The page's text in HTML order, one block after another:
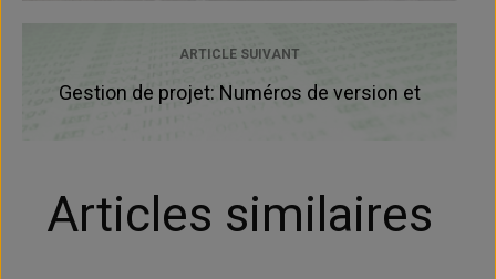
ARTICLE SUIVANT
Gestion de projet: Numéros de version et
Articles similaires